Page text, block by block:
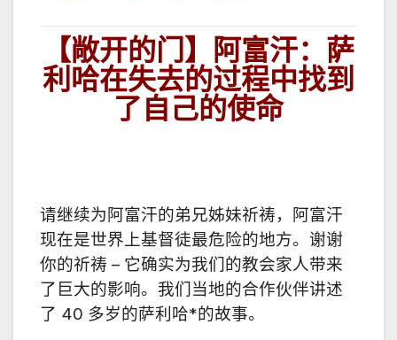
【敞开的门】阿富汗：萨
利哈在失去的过程中找到
了自己的使命
请继续为阿富汗的弟兄姊妹祈祷，阿富汗
现在是世界上基督徒最危险的地方。谢谢
你的祈祷 – 它确实为我们的教会家人带来
了巨大的影响。我们当地的合作伙伴讲述
了 40 多岁的萨利哈*的故事。